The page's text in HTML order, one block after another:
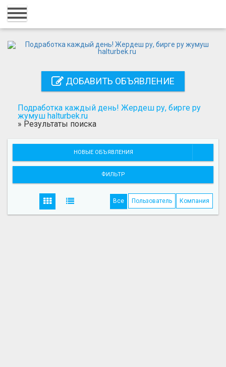
Главная
Контакты
Добавить объявление
Поиск
ДОБАВИТЬ ОБЪЯВЛЕНИЕ
Подработка каждый день! Жердеш ру, бирге ру
жумуш halturbek.ru
» Результаты поиска
НОВЫЕ ОБЪЯВЛЕНИЯ
ФИЛЬТР
Все Пользователь Компания